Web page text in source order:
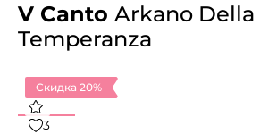
V Canto Arkano Della
Temperanza
Скидка 20%
3